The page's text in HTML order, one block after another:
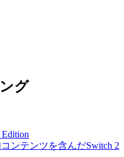
グ
ンテンツを含んだSwitch 2